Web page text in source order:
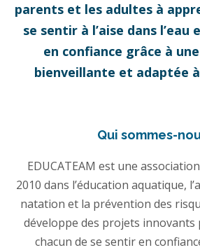
parents et les adultes à
se sentir à l’aise dans
en confiance grâce à
bienveillante et adaptée
Qui sommes-
EDUCATEAM est une
2010 dans l’éducation aquatique,
natation et la prévention des
développe des projets
chacun de se sentir en